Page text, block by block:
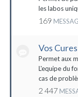
les labos
169
Vos Cures
Permet aux
L'equipe du
cas de
2 447